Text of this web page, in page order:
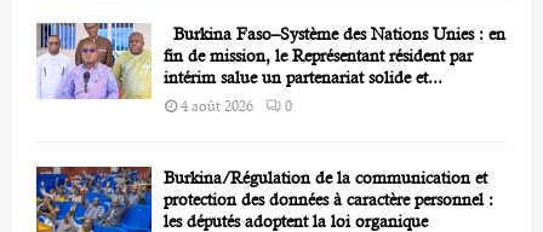
Burkina Faso–Système des Nations Unies : en
fin de mission, le Représentant résident par
intérim salue un partenariat solide et...
4 août 2026 0
Burkina/Régulation de la communication et
protection des données à caractère personnel :
les députés adoptent la loi organique